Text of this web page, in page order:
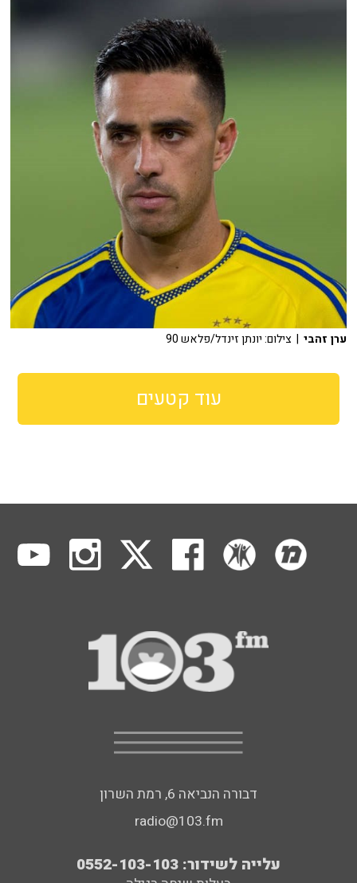
ערן זהבי | צילום: יונתן זינדל/פלאש 90
עוד קטעים
דבורה הנביאה 6, רמת השרון
radio@103.fm
עלייה לשידור: 0552-103-103